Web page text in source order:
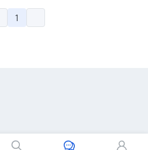
1